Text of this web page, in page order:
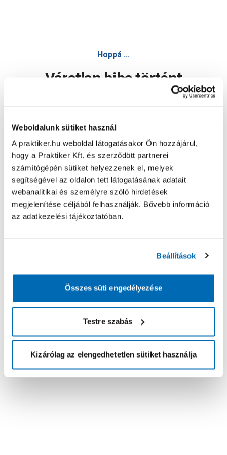
Weboldalunk sütiket használ
A praktiker.hu weboldal látogatásakor Ön hozzájárul,
hogy a Praktiker Kft. és szerződött partnerei
számítógépén sütiket helyezzenek el, melyek
segítségével az oldalon tett látogatásának adatait
webanalitikai és személyre szóló hirdetések
megjelenítése céljából felhasználják. Bővebb információ
az adatkezelési tájékoztatóban.
Beállítások
Összes süti engedélyezése
Testre szabás
Kizárólag az elengedhetetlen sütiket használja
Hoppá ...
Váratlan hiba történt
Oldal újratöltése